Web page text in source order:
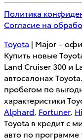
Политика
Согласие на
Toyota | Major –
Купить новые
Land Cruiser 300 и
автосалонах
пробегом по
характеристики
Alphard, Fortuner,
Toyota в кредит с
авто по программе